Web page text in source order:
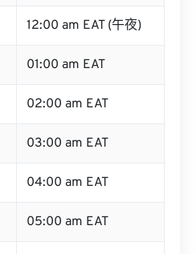
12:00 am EAT (午夜)
01:00 am EAT
02:00 am EAT
03:00 am EAT
04:00 am EAT
05:00 am EAT